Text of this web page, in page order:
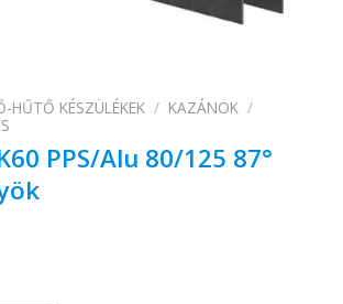
HŰTŐ KÉSZÜLÉKEK / KAZÁNOK /
PPS/Alu 80/125 87°